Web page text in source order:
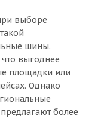
выборе
шины.
выгоднее
площадки или
Однако
более